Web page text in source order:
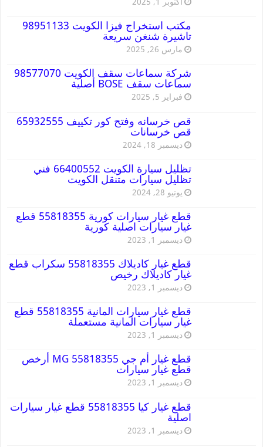
مكتب استخراج فيزا الكويت 98951133
تاشيرة شنغن سريعة
مارس 26, 2025
شركة سماعات سقف الكويت 98577070
سماعات سقف BOSE أصلية
فبراير 5, 2025
قص خرسانه وفتح كور تكييف 65932555
قص خرسانات
ديسمبر 18, 2024
تظليل سيارة الكويت 66400552 فني
تظليل سيارات متنقل الكويت
يونيو 28, 2024
قطع غيار سيارات كورية 55818355 قطع
غيار سيارات اصلية كورية
ديسمبر 1, 2023
قطع غيار كاديلاك 55818355 سكراب قطع
غيار كاديلاك رخيص
ديسمبر 1, 2023
قطع غيار سيارات المانية 55818355 قطع
غيار سيارات المانية مستعملة
ديسمبر 1, 2023
قطع غيار أم جي MG 55818355 أرخص
قطع غيار سيارات
ديسمبر 1, 2023
قطع غيار كيا 55818355 قطع غيار سيارات
اصلية
ديسمبر 1, 2023